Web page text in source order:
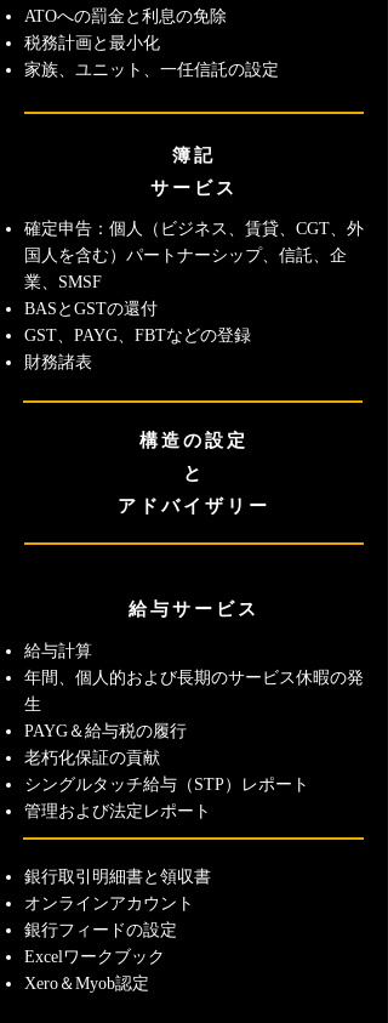
ATOへの罰金と利息の免除
税務計画と最小化
家族、ユニット、一任信託の設定
簿記
サービス
確定申告：個人（ビジネス、賃貸、CGT、外
国人を含む）パートナーシップ、信託、企
業、SMSF
BASとGSTの還付
GST、PAYG、FBTなどの登録
財務諸表
構造の設定
と
アドバイザリー
給与サービス
給与計算
年間、個人的および長期のサービス休暇の発
生
PAYG＆給与税の履行
老朽化保証の貢献
シングルタッチ給与（STP）レポート
管理および法定レポート
銀行取引明細書と領収書
オンラインアカウント
銀行フィードの設定
Excelワークブック
Xero＆Myob認定